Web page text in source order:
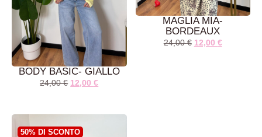
BODY BASIC- GIALLO
24,00€ 12,00€
MAGLIA MIA-
BORDEAUX
24,00€ 12,00 €
50% DI SCONTO